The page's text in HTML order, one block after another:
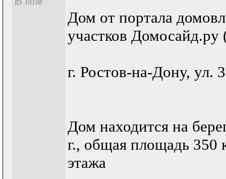
ID: 10108
Дом от портала
участков Домосайд.ру
г. Ростов-на-Дону, ул.
Дом находится на
г., общая площадь 350
этажа